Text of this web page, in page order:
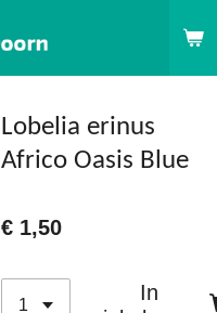
Lobelia erinus
Africo Oasis Blue
€ 1,50
In